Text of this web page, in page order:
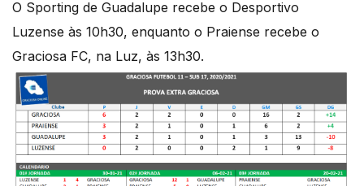
O Sporting de Guadalupe recebe o Desportivo
Luzense às 10h30, enquanto o Praiense recebe o
Graciosa FC, na Luz, às 13h30.